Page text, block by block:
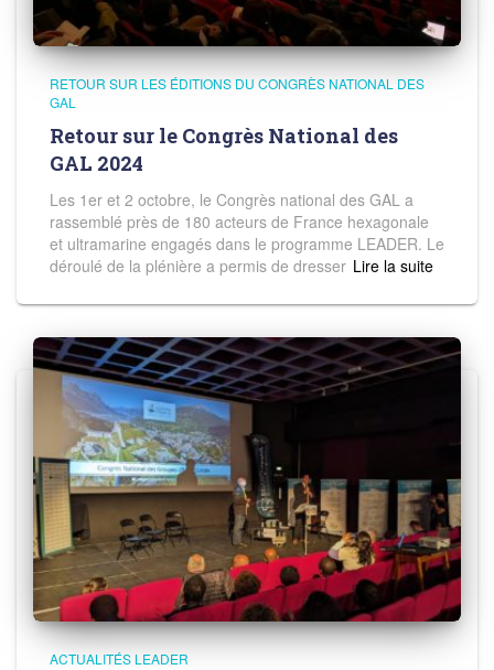
RETOUR SUR LES ÉDITIONS DU CONGRÈS NATIONAL DES
GAL
Retour sur le Congrès National des
GAL 2024
Les 1er et 2 octobre, le Congrès national des GAL a
rassemblé près de 180 acteurs de France hexagonale
et ultramarine engagés dans le programme LEADER. Le
déroulé de la plénière a permis de dresser Read more
ACTUALITÉS LEADER